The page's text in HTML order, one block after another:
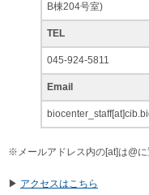
B棟204号室)
TEL
045-924-5811
Email
※メールアドレス内の[at]は@に
▶ アクセスはこちら